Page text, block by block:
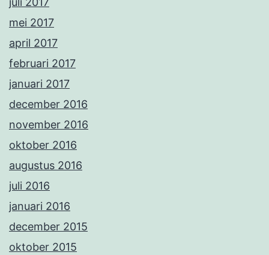
mei 2017
april 2017
februari 2017
januari 2017
december 2016
november 2016
oktober 2016
augustus 2016
juli 2016
januari 2016
december 2015
oktober 2015